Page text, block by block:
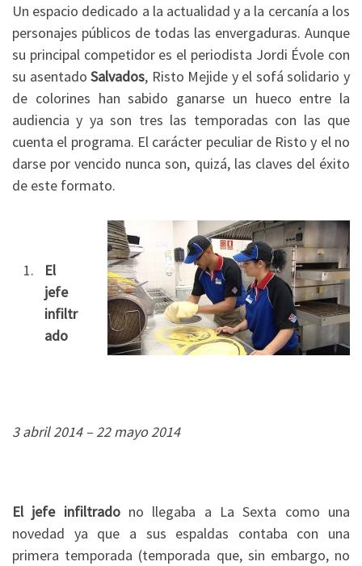
Un espacio dedicado a la actualidad y a la cercanía a los
personajes públicos de todas las envergaduras. Aunque
su principal competidor es el periodista Jordi Évole con
su asentadoSalvados, Risto Mejide y el sofá solidario y
de colorines han sabido ganarse un hueco entre la
audiencia y ya son tres las temporadas con las que
cuenta el programa. El carácter peculiar de Risto y el no
darse por vencido nunca son, quizá, las claves del éxito
de este formato.
El
jefe
infiltr
ado
3 abril 2014 – 22 mayo 2014
El jefe infiltradono llegaba a La Sexta como una
novedad ya que a sus espaldas contaba con una
primera temporada (temporada que, sin embargo, no